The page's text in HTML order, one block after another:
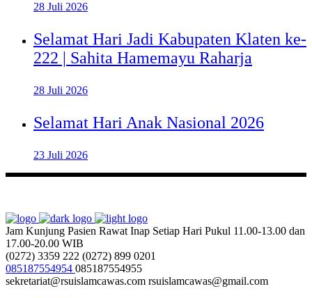
28 Juli 2026
Selamat Hari Jadi Kabupaten Klaten ke-
222 | Sahita Hamemayu Raharja
28 Juli 2026
Selamat Hari Anak Nasional 2026
23 Juli 2026
Jam Kunjung Pasien Rawat Inap Setiap Hari Pukul 11.00-13.00 dan
17.00-20.00 WIB
(0272) 3359 222 (0272) 899 0201
085187554954 085187554955
sekretariat@rsuislamcawas.com rsuislamcawas@gmail.com